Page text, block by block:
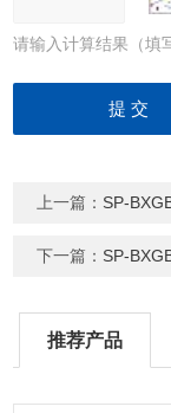
请输入计算结果（填
上一篇： SP-
下一篇： SP-
推荐产品